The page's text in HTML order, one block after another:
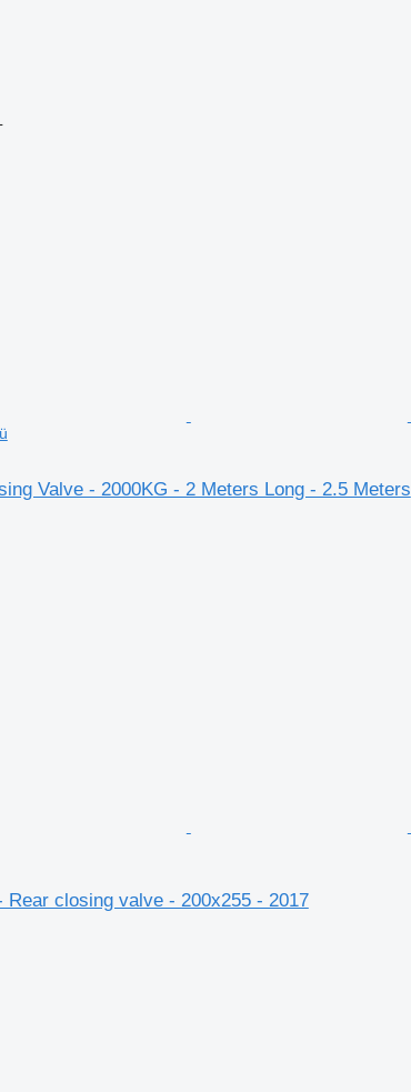
Valve - 2000KG - 2 Meters Long - 2.5 Meters
Rear closing valve - 200x255 - 2017